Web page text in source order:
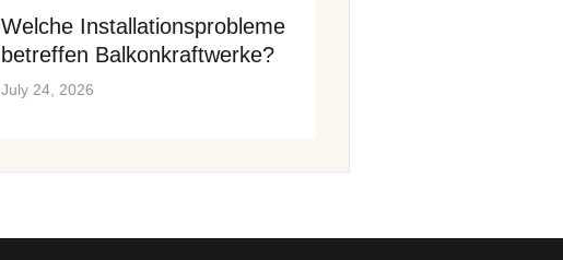
Welche Installationsprobleme
betreffen Balkonkraftwerke?
July 24, 2026